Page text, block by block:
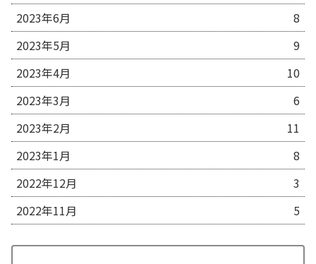
2023年6月
8
2023年5月
9
2023年4月
10
2023年3月
6
2023年2月
11
2023年1月
8
2022年12月
3
2022年11月
5